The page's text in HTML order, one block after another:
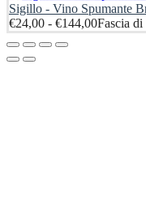
Sigillo - Vino Spumante
€24,00 - €144,00Fascia